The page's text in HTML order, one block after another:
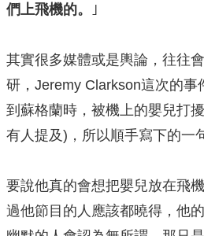
們上飛機的。 ｣
其實很多媒體或是輿論，往往
研，Jeremy Clarkson這次的事
到蘇格蘭時，被機上的嬰兒打
有人提及)，所以順手寫下的一
要說他真的會想把嬰兒放在飛
過他節目的人應該都曉得，他